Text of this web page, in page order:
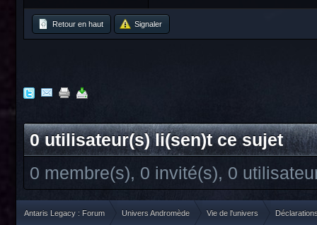
Retour en haut Signaler
0 utilisateur(s) li(sen)t ce sujet
0 membre(s), 0 invité(s), 0
Antaris Legacy : Forum Univers Andromède Vie de l'univers